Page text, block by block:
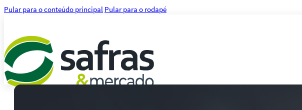
Pular para o conteúdo principal Pular para o rodapé